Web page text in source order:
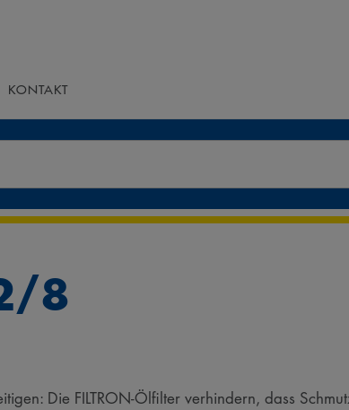
KONTAKT
8
Die FILTRON-Ölfilter verhindern, dass